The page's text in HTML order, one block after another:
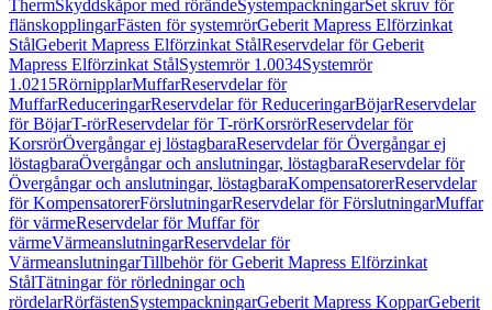
ThermSkyddskåpor med rörändeSystempackningarSet skruv för
flänskopplingarFästen för systemrörGeberit Mapress Elförzinkat
StålGeberit Mapress Elförzinkat StålReservdelar för Geberit
Mapress Elförzinkat StålSystemrör 1.0034Systemrör
1.0215RörnipplarMuffarReservdelar för
MuffarReduceringarReservdelar för ReduceringarBöjarReservdelar
för BöjarT-rörReservdelar för T-rörKorsrörReservdelar för
KorsrörÖvergångar ej löstagbaraReservdelar för Övergångar ej
löstagbaraÖvergångar och anslutningar, löstagbaraReservdelar för
Övergångar och anslutningar, löstagbaraKompensatorerReservdelar
för KompensatorerFörslutningarReservdelar för FörslutningarMuffar
för värmeReservdelar för Muffar för
värmeVärmeanslutningarReservdelar för
VärmeanslutningarTillbehör för Geberit Mapress Elförzinkat
StålTätningar för rörledningar och
rördelarRörfästenSystempackningarGeberit Mapress KopparGeberit